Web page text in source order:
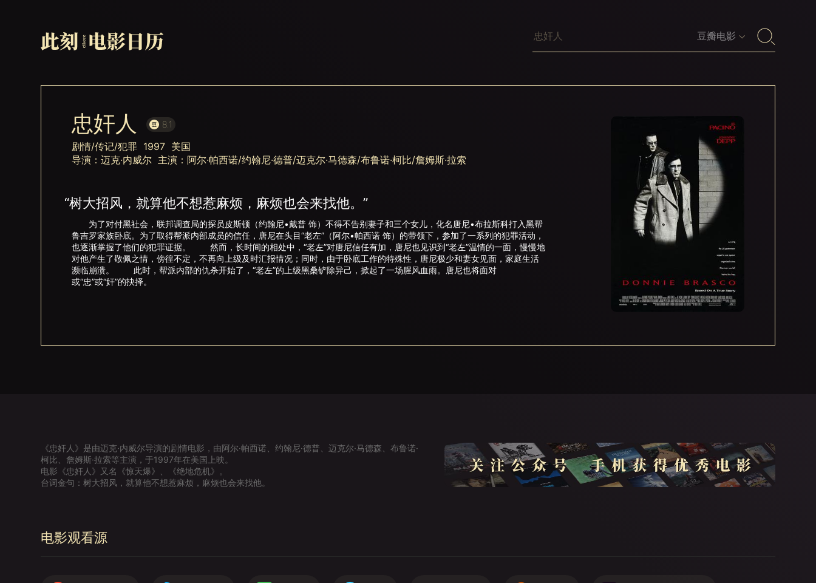
豆瓣电影
忠奸人 8.1
剧情/传记/犯罪 1997 美国
导演：迈克·内威尔 主演：阿尔·帕西诺/约翰尼·德普/迈克尔·马德森/布鲁诺·柯比/詹姆斯·拉索
“树大招风，就算他不想惹麻烦，麻烦也会来找他。”
为了对付黑社会，联邦调查局的探员皮斯顿（约翰尼•戴普 饰）不得不告别妻子和三个女儿，化名唐尼•布拉斯科打入黑帮
鲁吉罗家族卧底。为了取得帮派内部成员的信任，唐尼在头目“老左”（阿尔•帕西诺 饰）的带领下，参加了一系列的犯罪活动，
也逐渐掌握了他们的犯罪证据。 然而，长时间的相处中，“老左”对唐尼信任有加，唐尼也见识到“老左”温情的一面，慢慢地
对他产生了敬佩之情，傍徨不定，不再向上级及时汇报情况；同时，由于卧底工作的特殊性，唐尼极少和妻女见面，家庭生活
濒临崩溃。 此时，帮派内部的仇杀开始了，“老左”的上级黑桑铲除异己，掀起了一场腥风血雨。唐尼也将面对
或“忠”或“奸”的抉择。
《忠奸人》是由迈克·内威尔导演的剧情电影，由阿尔·帕西诺、约翰尼·德普、迈克尔·马德森、布鲁诺·
柯比、詹姆斯·拉索等主演，于1997年在美国上映。
电影《忠奸人》又名《惊天爆》、《绝地危机》。
台词金句：树大招风，就算他不想惹麻烦，麻烦也会来找他。
电影观看源